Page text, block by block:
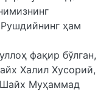
ҳам
фақир бўлган,
Халил Хусорий,
Муҳаммад